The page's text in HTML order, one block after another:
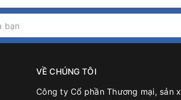
304. chuyên dụng chứa thực phẩm
Van thở,, va xã áp, phiểu lọc, thiết bị rung
tin bên dưới
VỀ CHÚNG TÔI
Công ty Cổ phần Thương mại, sản